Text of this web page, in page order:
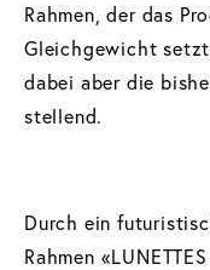
Rahmen, der das
Gleichgewicht
dabei aber die
stellend.
Durch ein
Rahmen